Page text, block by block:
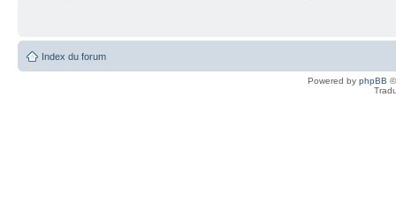
Index du forum
Powered by phpBB